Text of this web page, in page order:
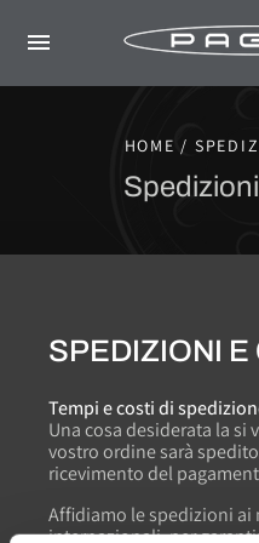
HOME /
SPEDIZIONI E
Tempi e costi di
Una cosa desiderata la si
vostro ordine sarà
ricevimento del
Affidiamo le spedizioni ai
internazionali, per